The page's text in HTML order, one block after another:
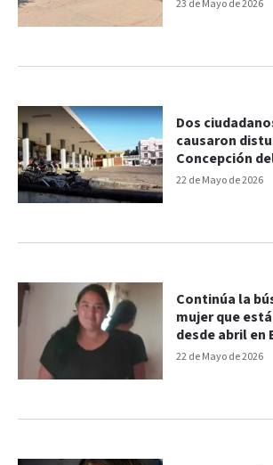
23 de Mayo de 2026
22 de Mayo de 2026
Dos
causaron
Concepción
serán
22 de Mayo de 2026
Continúa la
mujer que
desde abril en